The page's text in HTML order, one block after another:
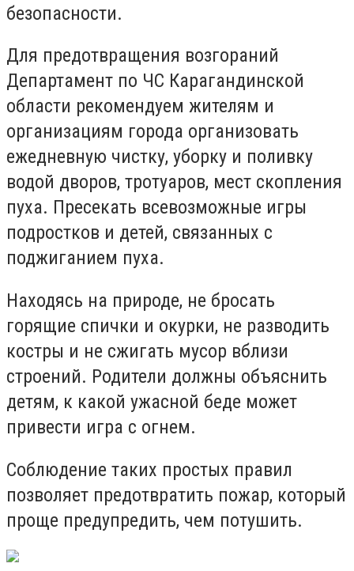
безопасности.
Для предотвращения возгораний
Департамент по ЧС Карагандинской
области рекомендуем жителям и
организациям города организовать
ежедневную чистку, уборку и поливку
водой дворов, тротуаров, мест скопления
пуха. Пресекать всевозможные игры
подростков и детей, связанных с
поджиганием пуха.
Находясь на природе, не бросать
горящие спички и окурки, не разводить
костры и не сжигать мусор вблизи
строений. Родители должны объяснить
детям, к какой ужасной беде может
привести игра с огнем.
Соблюдение таких простых правил
позволяет предотвратить пожар, который
проще предупредить, чем потушить.